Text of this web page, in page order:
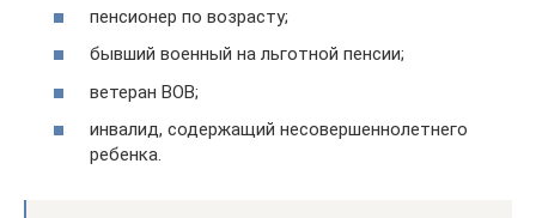
пенсионер по возрасту;
бывший военный на льготной пенсии;
ветеран ВОВ;
инвалид, содержащий несовершеннолетнего
ребенка.